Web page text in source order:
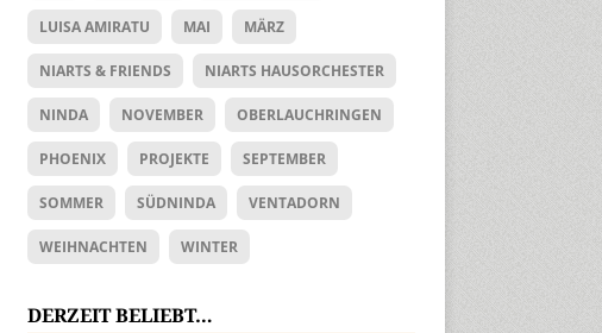
LUISA AMIRATU MAI MÄRZ
NIARTS & FRIENDS NIARTS HAUSORCHESTER
NINDA NOVEMBER OBERLAUCHRINGEN
PHOENIX PROJEKTE SEPTEMBER
SOMMER SÜDNINDA VENTADORN
WEIHNACHTEN WINTER
DERZEIT BELIEBT…